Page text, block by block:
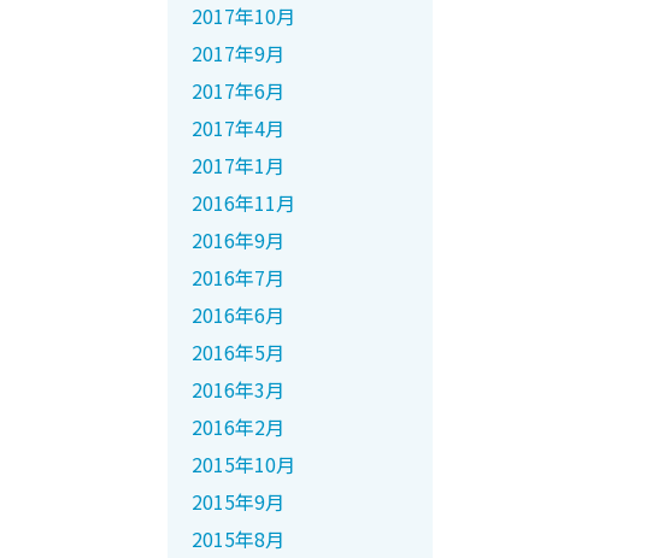
2017年10月
2017年9月
2017年6月
2017年4月
2017年1月
2016年11月
2016年9月
2016年7月
2016年6月
2016年5月
2016年3月
2016年2月
2015年10月
2015年9月
2015年8月